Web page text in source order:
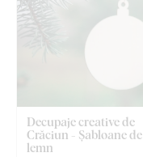
Decupaje creative de
Crăciun - Șabloane de
lemn